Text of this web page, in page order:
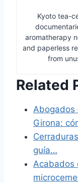
Kyoto tea-
aromatherapy
and paperless
from
Related
Abogados
Girona:
guía…
Acabados